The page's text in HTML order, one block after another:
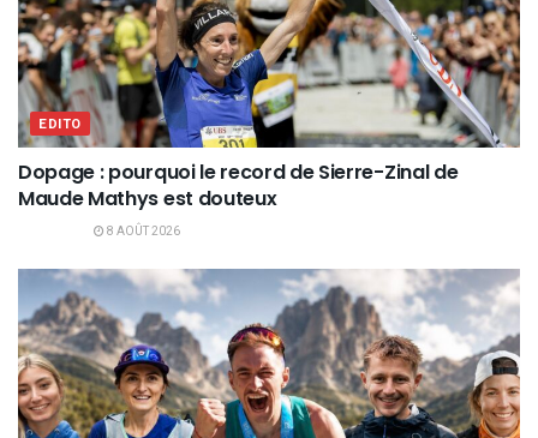
EDITO
Dopage : pourquoi le record de Sierre-Zinal de
Maude Mathys est douteux
8 AOÛT 2026